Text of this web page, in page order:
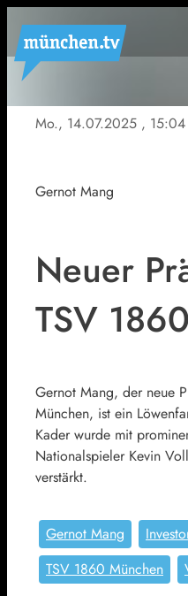
Mo., 14.07.2025 , 15:04
Gernot Mang
Neuer
TSV
Gernot Mang, der neue
München, ist ein
Kader wurde mit
Nationalspieler Kevin
verstärkt.
Gernot Mang
TSV 1860 München